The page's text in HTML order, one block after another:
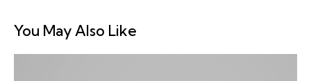
You May Also Like